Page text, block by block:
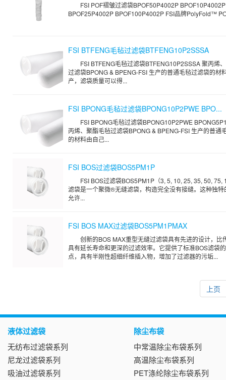
FSI POF褶皱过滤袋BPOF50P4002P BPOF10P4002P
BPOF25P4002P BPOF100P4002P FSI品牌PolyFold™
FSI BTFENG毛毡过滤袋BTFENG10P2SSSA
FSI BTFENG毛毡过滤袋BTFENG10P2SSSA 聚丙烯
过滤袋BPONG & BPENG-FSI 生产的普通毛毡过滤袋的材
产，滤袋质量可以得...
FSI BPONG毛毡过滤袋BPONG10P2PWE BPO...
FSI BPONG毛毡过滤袋BPONG10P2PWE
丙烯、聚酯毛毡过滤袋BPONG & BPENG-FSI 生产的普通
的材料由自己...
FSI BOS过滤袋BOS5PM1P
FSI BOS过滤袋BOS5PM1P（3, 5, 10, 25, 35, 50, 75,
滤袋是一个聚微®无缝滤袋，构造完全没有接缝。这种独特
允许...
FSI BOS MAX过滤袋BOS5PM1PMAX
创新的BOS MAX重型无缝过滤袋具有先进的设计，比
具有延长寿命和更深的过滤效率。它提供了标准BOS滤袋
点，具有半刚性超细纤维插入物，增加了过滤器的污垢...
上页
液体过滤袋
无纺布过滤袋系列
尼龙过滤袋系列
吸油过滤袋系列
除尘布袋
中常温除尘布袋系列
高温除尘布袋系列
PET涤纶除尘布袋系列